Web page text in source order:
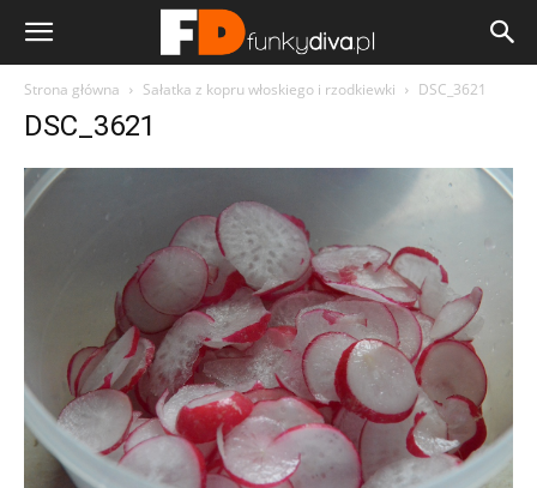
Strona główna Sałatka z kopru włoskiego i rzodkiewki DSC_3621
DSC_3621